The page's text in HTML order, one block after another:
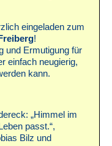
eingeladen zum
Freiberg!
und Ermutigung für
einfach neugierig,
kann.
„Himmel im
passt.“,
Bilz und